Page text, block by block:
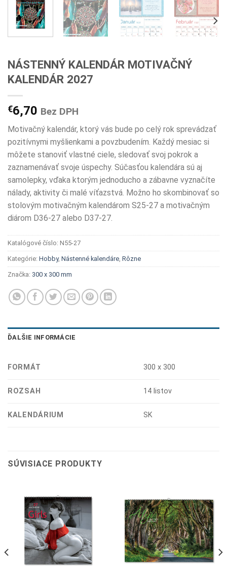
NÁSTENNÝ KALENDÁR MOTIVAČNÝ
KALENDÁR 2027
€6,70 Bez DPH
Motivačný kalendár, ktorý vás bude po celý rok sprevádzať
pozitívnymi myšlienkami a povzbudením. Každý mesiac si
môžete stanoviť vlastné ciele, sledovať svoj pokrok a
zaznamenávať svoje úspechy. Súčasťou kalendára sú aj
samolepky, vďaka ktorým jednoducho a zábavne vyznačíte
nálady, aktivity či malé víťazstvá. Možno ho skombinovať so
stolovým motivačným kalendárom S25-27 a motivačným
diárom D36-27 alebo D37-27.
Katalógové číslo: N55-27
Kategórie: Hobby, Nástenné kalendáre Rôzne
Značka: 300 x 300 mm
ĎALŠIE INFORMÁCIE
FORMÁT 300 x 300
ROZSAH 14 listov
KALENDÁRIUM SK
SÚVISIACE PRODUKTY